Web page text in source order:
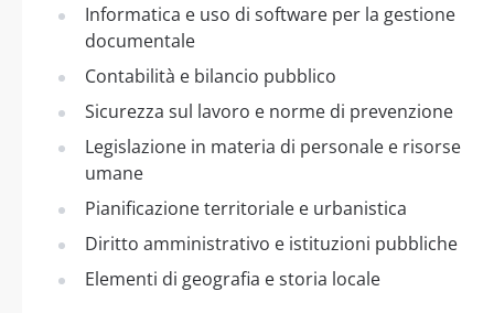
Informatica e uso di software per la gestione
documentale
Contabilità e bilancio pubblico
Sicurezza sul lavoro e norme di prevenzione
Legislazione in materia di personale e risorse
umane
Pianificazione territoriale e urbanistica
Diritto amministrativo e istituzioni pubbliche
Elementi di geografia e storia locale